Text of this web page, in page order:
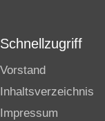
Schnellzugriff
Vorstand
Inhaltsverzeichnis
Impressum